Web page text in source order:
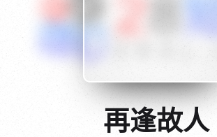
{if condition="$obj.vod_points
28短剧再逢故人